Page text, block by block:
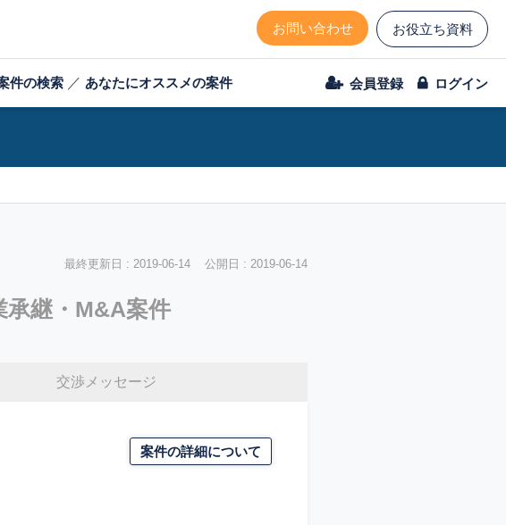
お問い合わせ お役立ち資料
件の検索 ／ あなたにオススメの案件 会員登録 ログイン
最終更新日 : 2019-06-14 公開日 : 2019-06-14
承継・M&A案件
交渉メッセージ
案件の詳細について